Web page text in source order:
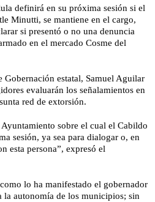
definirá en su próxima sesión si el
Minutti, se mantiene en el cargo,
si presentó o no una denuncia
en el mercado Cosme del
estatal, Samuel Aguilar
evaluarán los señalamientos en
red de extorsión.
sobre el cual el Cabildo
sesión, ya sea para dialogar o, en
esta persona”, expresó el
lo ha manifestado el gobernador
la autonomía de los municipios; sin